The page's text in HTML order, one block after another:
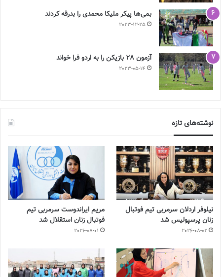
بمی‌ها پیکر ملیکا محمدی را بدرقه کردند
2023-12-25
آزمون 28 بازیکن را به اردو فرا خواند
2023-05-14
نوشته‌های تازه
نیلوفر اردلان سرمربی تیم فوتبال
زنان پرسپولیس شد
2026-08-02
مریم ایراندوست سرمربی تیم
فوتبال زنان استقلال شد
2026-08-01